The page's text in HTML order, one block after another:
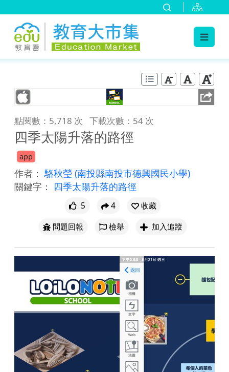
點閱數：5,718 次 下載次數：54 次
四季太陽升落的路徑
app
作者： 駱秋瑩 (南投縣南投市德興國民小學)
關鍵字：
四季太陽升落的路徑
5 4
收藏
問題回報
檢舉 加入追蹤